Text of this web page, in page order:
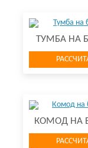
ТУМБА НА
КОМОД НА